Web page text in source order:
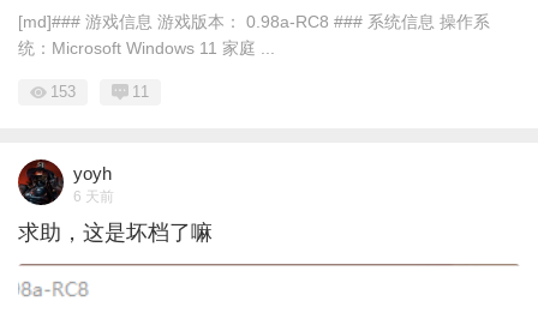
[md]### 游戏信息 游戏版本： 0.98a-RC8 ### 系统信息 操作系
统：Microsoft Windows 11 家庭 ...
153 11
yoyh
6 天前
求助，这是坏档了嘛